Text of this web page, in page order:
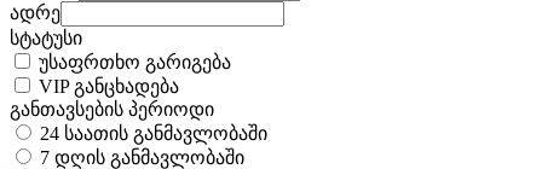
ადრე
სტატუსი
უსაფრთხო გარიგება
VIP განცხადება
განთავსების პერიოდი
24 საათის განმავლობაში
7 დღის განმავლობაში